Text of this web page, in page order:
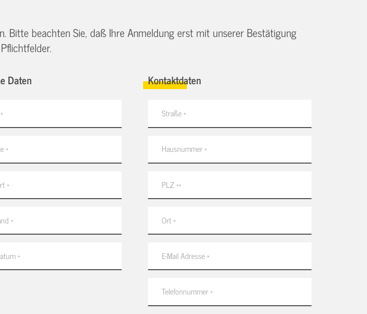
Bitte beachten Sie, daß Ihre Anmeldung erst mit unserer Bestätigung
Daten Kontaktdaten